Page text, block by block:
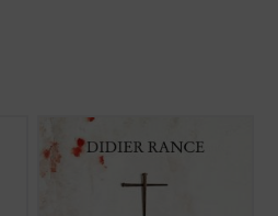
persecución de la Iglesia católica en el siglo
XX. «Nunca antes había conocido la
historia algo como lo acontecido en
Albania... Vuestra experiencia de muerte y